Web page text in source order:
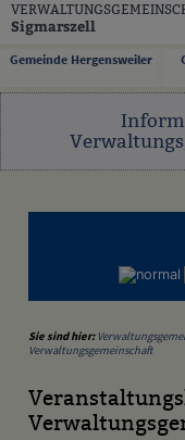
Zum Inhalt,zur Navigation
Sigmarszell
Gemeinde Hergensweiler
Sie sind hier:
Verwaltungsgemeinschaft